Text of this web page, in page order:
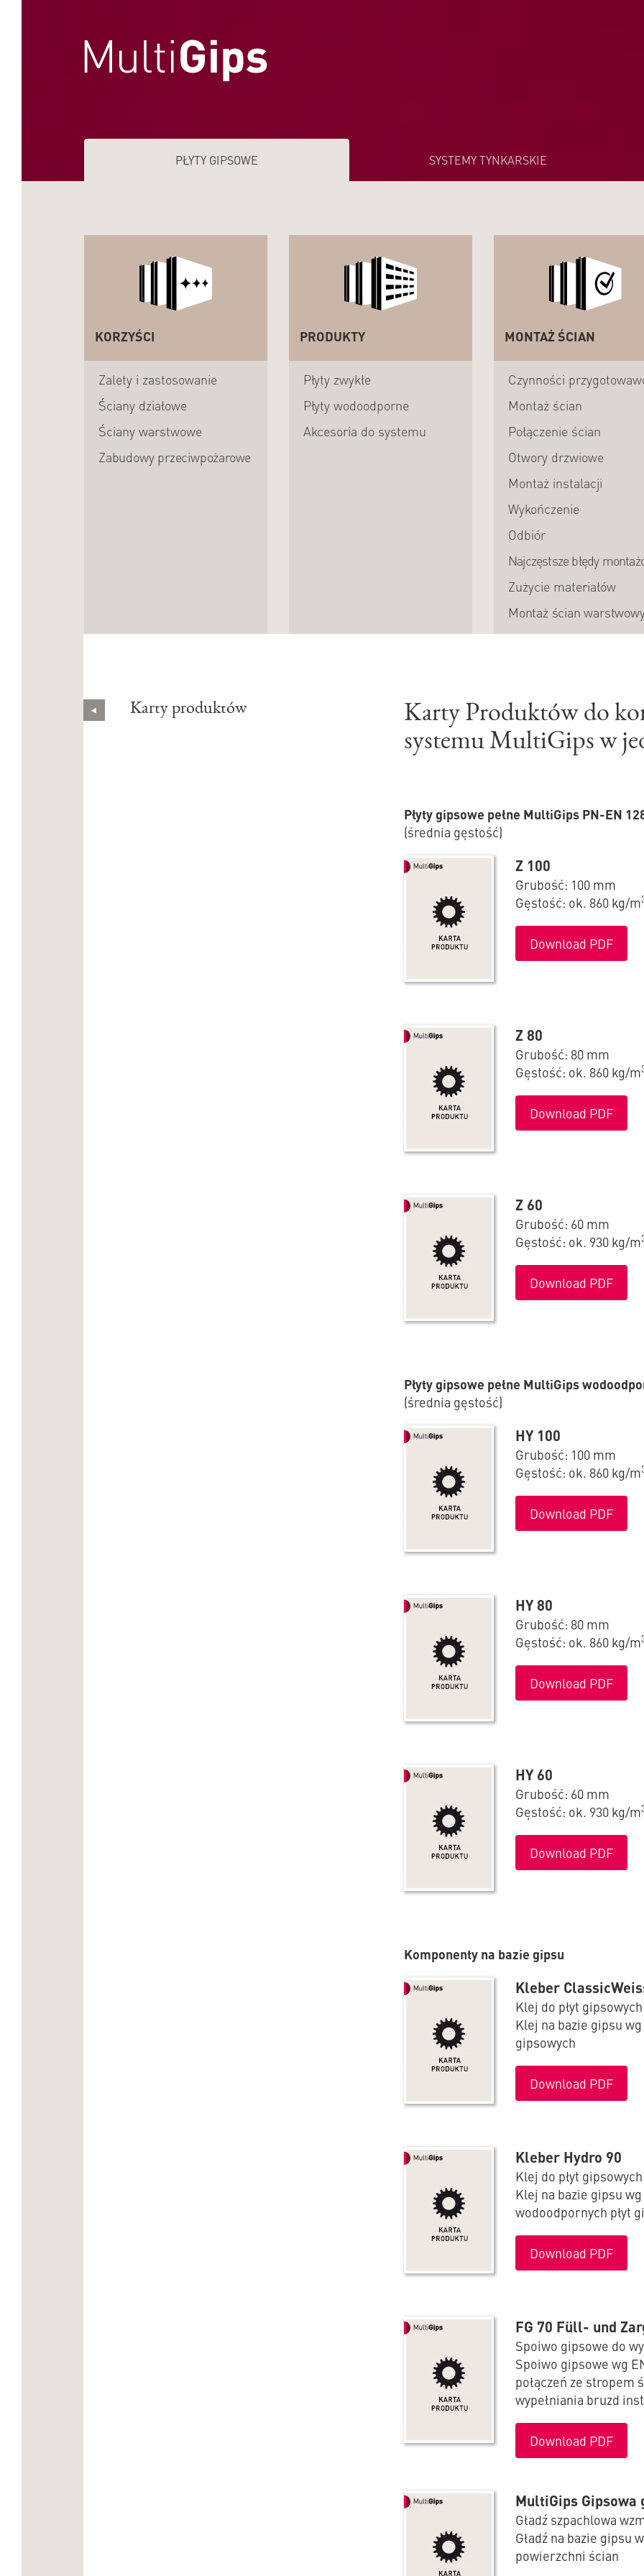
PŁYTY GIPSOWE SYSTEMY TYNKARSKIE
KORZYŚCI
Zalety i zastosowanie
Ściany działowe
Ściany warstwowe
Zabudowy przeciwpożarowe
PRODUKTY
Płyty zwykłe
Płyty wodoodporne
Akcesoria do systemu
MONTAŻ ŚCIAN
Czynności
Montaż ścian
Połączenie ścian
Otwory drzwiowe
Montaż instalacji
Wykończenie
Odbiór
Najczęstsze błędy
Zużycie materiałów
Montaż ścian
Karty produktów
Karty Produktów do
systemu MultiGips w
Płyty gipsowe pełne MultiGips PN-EN
(średnia gęstość)
Z 100
Grubość: 100 mm
Gęstość: ok. 860 kg/m
Download PDF
Z 80
Grubość: 80 mm
Gęstość: ok. 860 kg/m
Download PDF
Z 60
Grubość: 60 mm
Gęstość: ok. 930 kg/m
Download PDF
Płyty gipsowe pełne MultiGips
(średnia gęstość)
HY 100
Grubość: 100 mm
Gęstość: ok. 860 kg/m
Download PDF
HY 80
Grubość: 80 mm
Gęstość: ok. 860 kg/m
Download PDF
HY 60
Grubość: 60 mm
Gęstość: ok. 930 kg/m
Download PDF
Komponenty na bazie gipsu
Kleber
Klej do płyt
Klej na bazie gipsu wg
gipsowych
Download PDF
Kleber Hydro 90
Klej do płyt
Klej na bazie gipsu wg
wodoodpornych płyt
Download PDF
FG 70 Füll- und
Spoiwo gipsowe do
Spoiwo gipsowe wg
połączeń ze stropem
wypełniania bruzd
Download PDF
MultiGips Gipsowa
Gładź szpachlowa
Gładź na bazie gipsu
powierzchni ścian